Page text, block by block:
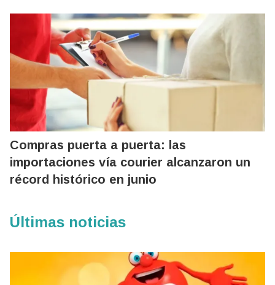
Compras puerta a puerta: las
importaciones vía courier alcanzaron un
récord histórico en junio
Últimas noticias